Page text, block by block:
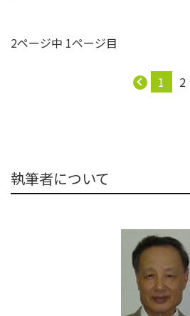
2ページ中 1ページ目
1 2
執筆者について